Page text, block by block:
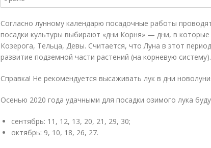
Согласно лунному календарю посадочные работы
посадки культуры выбирают «дни Корня» — дни, в которые
Козерога, Тельца, Девы. Считается, что Луна в этот
развитие подземной части растений (на корневую систему).
Справка! Не рекомендуется высаживать лук в дни
Осенью 2020 года удачными для посадки озимого лука
сентябрь: 11, 12, 13, 20, 21, 29, 30;
октябрь: 9, 10, 18, 26, 27.